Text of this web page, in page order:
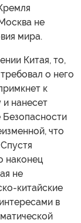
не
мира.
Китая, то,
о него
к
нанесет
что
наконец
не
китайские
в